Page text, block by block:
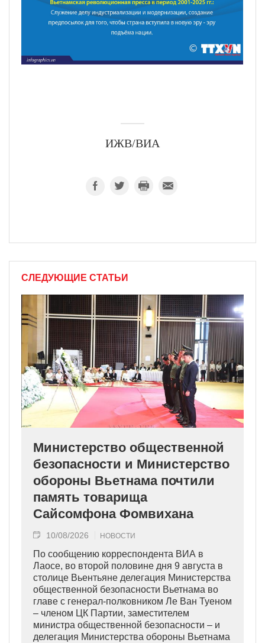
ИЖВ/ВИА
СЛЕДУЮЩИЕ СТАТЬИ
Министерство общественной
безопасности и Министерство
обороны Вьетнама почтили
память товарища
Сайсомфона Фомвихана
10/08/2026 НОВОСТИ
По сообщению корреспондента ВИА в
Лаосе, во второй половине дня 9 августа в
столице Вьентьяне делегация Министерства
общественной безопасности Вьетнама во
главе с генерал-полковником Ле Ван Туеном
– членом ЦК Партии, заместителем
министра общественной безопасности – и
делегация Министерства обороны Вьетнама